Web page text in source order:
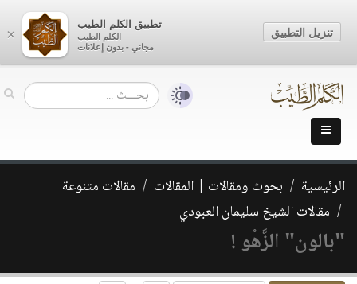
الرئيسية بحوث ومقالات | المقالات
مقالات متنوعة
مقالات الشيخ سليمان العبودي
"بالون" الزَّهْو !
×
تطبيق الكلم الطيب
الكلم الطيب
مجاني - بدون إعلانات
تنزيل التطبيق